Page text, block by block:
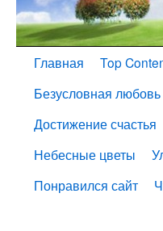
Главная Top
Безусловная любовь
Достижение счастья
Небесные цветы
Понравился сайт